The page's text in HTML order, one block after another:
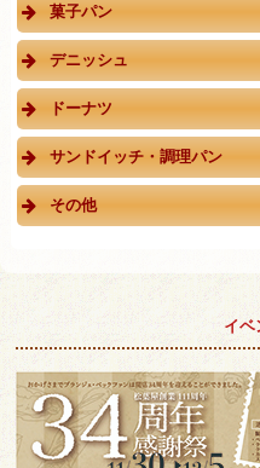
菓子パン
デニッシュ
ドーナツ
サンドイッチ・調理パン
その他
イベ